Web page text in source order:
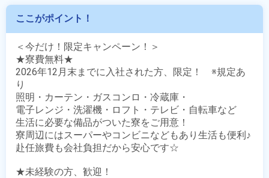
ここがポイント！
＜今だけ！限定キャンペーン！＞
★寮費無料★
2026年12月末までに入社された方、限定！　※規定あ
り
照明・カーテン・ガスコンロ・冷蔵庫・
電子レンジ・洗濯機・ロフト・テレビ・自転車など
生活に必要な備品がついた寮をご用意！
寮周辺にはスーパーやコンビニなどもあり生活も便利♪
赴任旅費も会社負担だから安心です☆
★未経験の方、歓迎！